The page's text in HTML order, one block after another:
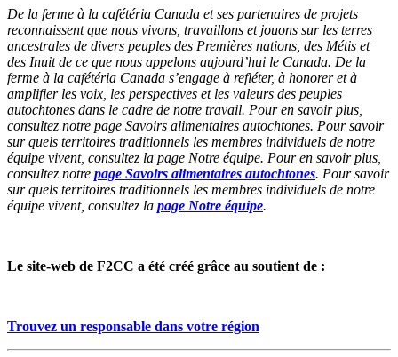
De la ferme à la cafétéria Canada et ses partenaires de projets
reconnaissent que nous vivons, travaillons et jouons sur les terres
ancestrales de divers peuples des Premières nations, des Métis et
des Inuit de ce que nous appelons aujourd’hui le Canada. De la
ferme à la cafétéria Canada s’engage à refléter, à honorer et à
amplifier les voix, les perspectives et les valeurs des peuples
autochtones dans le cadre de notre travail. Pour en savoir plus,
consultez notre page Savoirs alimentaires autochtones. Pour savoir
sur quels territoires traditionnels les membres individuels de notre
équipe vivent, consultez la page Notre équipe. Pour en savoir plus,
consultez notre page Savoirs alimentaires autochtones. Pour savoir
sur quels territoires traditionnels les membres individuels de notre
équipe vivent, consultez la page Notre équipe.
Le site-web de F2CC a été créé grâce au soutient de :
Trouvez un responsable dans votre région